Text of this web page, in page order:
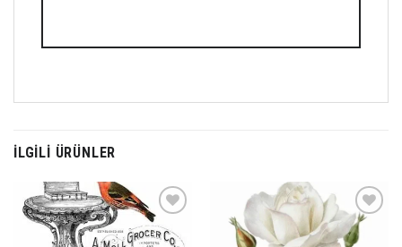
İLGILI ÜRÜNLER
Favorilerime
Ekle
Favorilerime
Ekle